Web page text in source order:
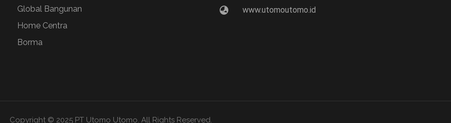
Global Bangunan
Home Centra
Borma
www.utomoutomo.id
Copyright © 2025 PT Utomo Utomo. All Rights Reserved.